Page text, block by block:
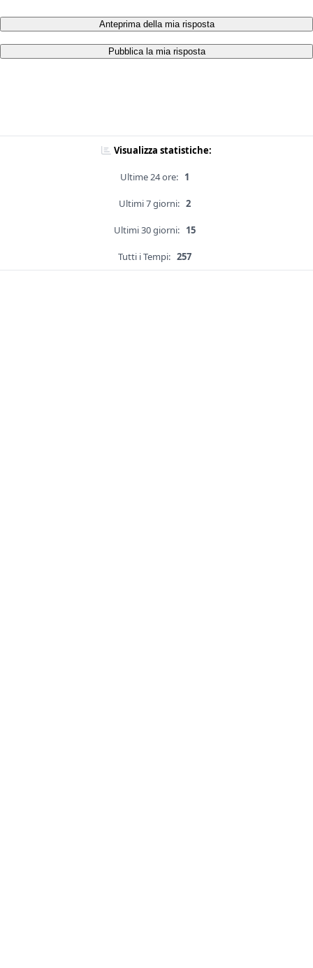
Anteprima della mia risposta
Pubblica la mia risposta
Visualizza statistiche:
Ultime 24 ore: 1
Ultimi 7 giorni: 2
Ultimi 30 giorni: 15
Tutti i Tempi: 257